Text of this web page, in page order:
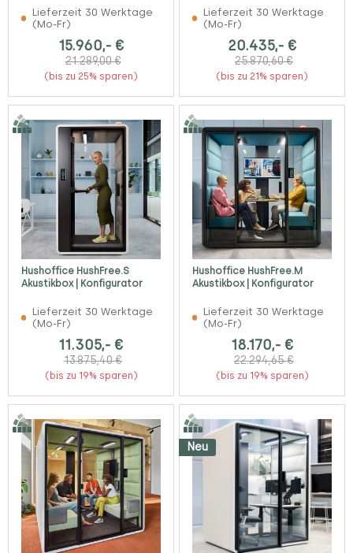
Lieferzeit 30 Werktage
(Mo-Fr)
15.960,- €
21.289,00 €
(bis zu 25% sparen)
Lieferzeit 30 Werktage
(Mo-Fr)
20.435,- €
25.870,60 €
(bis zu 21% sparen)
Hushoffice HushFree.S
Akustikbox | Konfigurator
Lieferzeit 30 Werktage
(Mo-Fr)
11.305,- €
13.875,40 €
(bis zu 19% sparen)
Hushoffice HushFree.M
Akustikbox | Konfigurator
Lieferzeit 30 Werktage
(Mo-Fr)
18.170,- €
22.294,65 €
(bis zu 19% sparen)
Neu